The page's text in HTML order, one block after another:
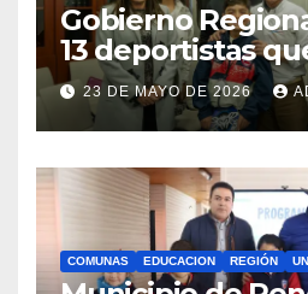
Gobierno
13 deportistas
bandera maulina
competencias
internacionales
23 DE MAYO DE 2026
COMUNAS EDUCACION REGIÓN